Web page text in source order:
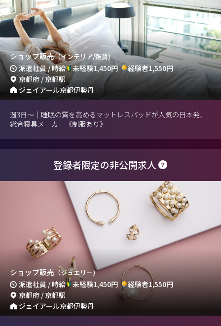
ショップ販売（インテリア/雑貨）
派遣社員 / 時給 未経験1,450円
経験者1,550円
京都府 / 京都駅
ジェイアール京都伊勢丹
週3日～｜睡眠の質を高めるマットレスパッドが人気の日本発、
総合寝具メーカー《制服あり》
登録者限定の非公開求人
ショップ販売 （ジュエリー）
派遣社員 / 時給 未経験1,450円
経験者1,550円
京都府 / 京都駅
ジェイアール京都伊勢丹